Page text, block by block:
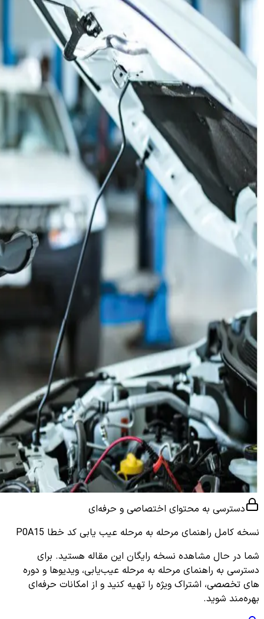
دسترسی به محتوای اختصاصی و حرفه‌ای
نسخه کامل راهنمای مرحله به مرحله عیب یابی کد خطا P0A15
شما در حال مشاهده نسخه رایگان این مقاله هستید. برای
دسترسی به راهنمای مرحله به مرحله عیب‌یابی، ویدیوها و دوره
های تخصصی، اشتراک ویژه را تهیه کنید و از امکانات حرفه‌ای
بهره‌مند شوید.